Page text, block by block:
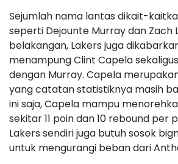
Sejumlah nama lantas dikait-
seperti Dejounte Murray dan Zach
belakangan, Lakers juga
menampung Clint Capela
dengan Murray. Capela
yang catatan statistiknya masih
ini saja, Capela mampu
sekitar 11 poin dan 10 rebound per
Lakers sendiri juga butuh sosok
untuk mengurangi beban dari